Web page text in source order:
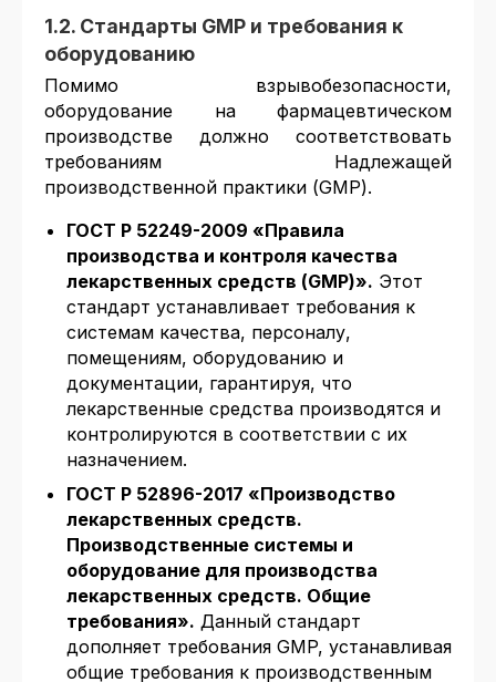
1.2. Стандарты GMP и требования к
оборудованию
Помимо взрывобезопасности,
оборудование на фармацевтическом
производстве должно соответствовать
требованиям Надлежащей
производственной практики (GMP).
ГОСТ Р 52249-2009 «Правила
производства и контроля качества
лекарственных средств (GMP)». Этот
стандарт устанавливает требования к
системам качества, персоналу,
помещениям, оборудованию и
документации, гарантируя, что
лекарственные средства производятся и
контролируются в соответствии с их
назначением.
ГОСТ Р 52896-2017 «Производство
лекарственных средств.
Производственные системы и
оборудование для производства
лекарственных средств. Общие
требования». Данный стандарт
дополняет требования GMP, устанавливая
общие требования к производственным